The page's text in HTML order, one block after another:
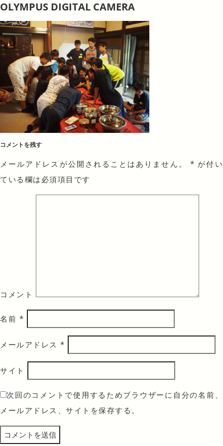
OLYMPUS DIGITAL CAMERA
コメントを残す
メールアドレスが公開されることはありません。 * が付い
ている欄は必須項目です
コメント
名前 *
メールアドレス *
サイト
次回のコメントで使用するためブラウザーに自分の名前、
メールアドレス、サイトを保存する。